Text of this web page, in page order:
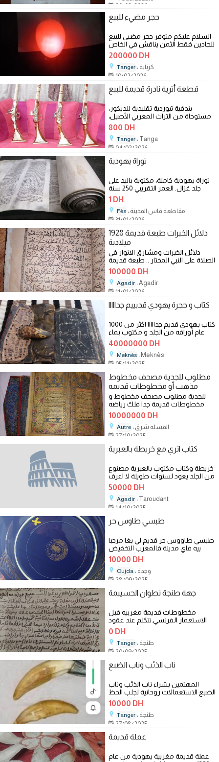
20/02/2026
حجر مضيء للبيع
السلام عليكم متوفر حجر مضيى للبيع
للجادين فقط الثمن يناقش في الخاص
200000 DH
Tanger
، كزناية
10/02/2026
قطعة أثرية نادرة قديمة للبيع
بندقية تبوردية تقليدية للديكور،
مستوحاة من التراث المغربي الأصيل،
صناعة تقليدية جميلة ومناسبة
800 DH
Tanger ، Tanga
04/02/2026
توراة يهودية
توراة يهودية كاملة، مكتوبة باليد على
جلد غزال. العمر التقريبي 250 سنة
1 DH
Fès
، مقاطعة فاس المدينة
31/01/2026
دلائل الخيرات طبعة قديمة 1928
ميلادية
دلائل الخيرات ومشارق الانوار في
الصلاة على النبي المختار .. طبعة قديمة
100000 DH
Agadir ، Agadir
11/01/2026
كتاب و حجرة يهودي قديييم جدااااا
كتاب يهودي قديم جدااااا اكثر من 1000
عام أوراقه من الجلد و مكتوب بماء
الذهب و حجرة مرموزة
40000000 DH
Meknès ، Meknès
05/11/2025
مطلوب للجدية مصحف مخطوط
مذهب أو مخطوطات قديمه
للجدية مطلوب مصحف مخطوط و
مخطوطات قديمة جدا فلك رياضه
فقه كيمياء طب و خلافه
10000000 DH
Autre
، المسله شرق
27/10/2025
كتاب اثري مع خريطة بالعبرية
خريطة وكتاب مكتوب بالعبرية مصنوع
من الجلد يعود لسنوات طويلة لا اعرف
ما هو فقط اريد بيعه اللي مهتم
50000 DH
Agadir ، Taroudant
14/10/2025
طبسي طاوس حر
طبسي طاووس حر قديم لي بغا مرحبا
بيه فاي مدينة فالمغرب التخفيض
ممكن
10000 DH
Oujda
، وجدة
28/09/2025
جهة طنجة تطوان الحسييمة
مخطوطات قديمة مغربيه قبل
الاستعمار الفرنسي.تتكلم عند عقود
بيع وشراء ووصايا
0 DH
Tanger
، طنجة
20/09/2025
ناب الذئب وناب الضبع
المهتمين بشراء ناب الذئب وناب
الضبع الاستعمالات روحانية لجلب الحظ
10000 DH
Tanger
، طنجة
27/08/2025
عملة قديمة
عملة قديمة مغربية يهودية من عام